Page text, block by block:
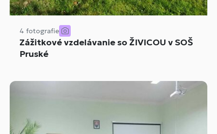
4 fotografie
Zážitkové vzdelávanie so ŽIVICOU v SOŠ
Pruské